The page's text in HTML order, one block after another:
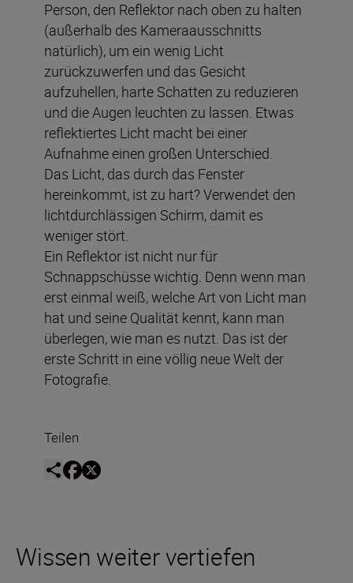
Person, den Reflektor nach oben zu halten
(außerhalb des Kameraausschnitts
natürlich), um ein wenig Licht
zurückzuwerfen und das Gesicht
aufzuhellen, harte Schatten zu reduzieren
und die Augen leuchten zu lassen. Etwas
reflektiertes Licht macht bei einer
Aufnahme einen großen Unterschied.
Das Licht, das durch das Fenster
hereinkommt, ist zu hart? Verwendet den
lichtdurchlässigen Schirm, damit es
weniger stört.
Ein Reflektor ist nicht nur für
Schnappschüsse wichtig. Denn wenn man
erst einmal weiß, welche Art von Licht man
hat und seine Qualität kennt, kann man
überlegen, wie man es nutzt. Das ist der
erste Schritt in eine völlig neue Welt der
Fotografie.
Teilen
Wissen weiter vertiefen